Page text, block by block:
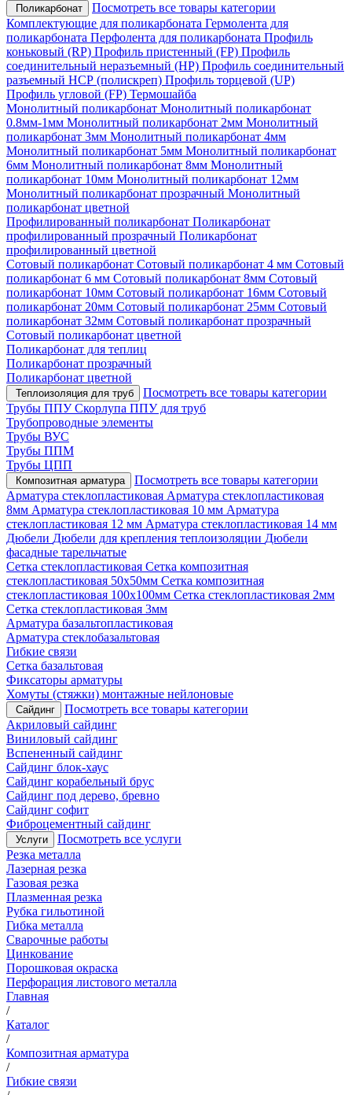
Поликарбонат
Посмотреть все товары категории
Комплектующие для поликарбоната Гермолента для
поликарбоната Перфолента для поликарбоната Профиль
коньковый (RP) Профиль пристенный (FP) Профиль
соединительный неразъемный (НР) Профиль соединительный
разъемный НСР (полискреп) Профиль торцевой (UP)
Профиль угловой (FP) Термошайба
Монолитный поликарбонат Монолитный поликарбонат
0.8мм-1мм Монолитный поликарбонат 2мм Монолитный
поликарбонат 3мм Монолитный поликарбонат 4мм
Монолитный поликарбонат 5мм Монолитный поликарбонат
6мм Монолитный поликарбонат 8мм Монолитный
поликарбонат 10мм Монолитный поликарбонат 12мм
Монолитный поликарбонат прозрачный Монолитный
поликарбонат цветной
Профилированный поликарбонат Поликарбонат
профилированный прозрачный Поликарбонат
профилированный цветной
Сотовый поликарбонат Сотовый поликарбонат 4 мм Сотовый
поликарбонат 6 мм Сотовый поликарбонат 8мм Сотовый
поликарбонат 10мм Сотовый поликарбонат 16мм Сотовый
поликарбонат 20мм Сотовый поликарбонат 25мм Сотовый
поликарбонат 32мм Сотовый поликарбонат прозрачный
Сотовый поликарбонат цветной
Поликарбонат для теплиц
Поликарбонат прозрачный
Поликарбонат цветной
Теплоизоляция для труб
Посмотреть все товары категории
Трубы ППУСкорлупа ППУ для труб
Трубопроводные элементы
Трубы ВУС
Трубы ППМ
Трубы ЦПП
Композитная арматура
Посмотреть все товары категории
Арматура стеклопластиковая Арматура стеклопластиковая
8мм Арматура стеклопластиковая 10 мм Арматура
стеклопластиковая 12 мм Арматура стеклопластиковая 14 мм
Дюбели Дюбели для крепления теплоизоляции Дюбели
фасадные тарельчатые
Сетка стеклопластиковая Сетка композитная
стеклопластиковая 50х50мм Сетка композитная
стеклопластиковая 100х100мм Сетка стеклопластиковая 2мм
Сетка стеклопластиковая 3мм
Арматура базальтопластиковая
Арматура стеклобазальтовая
Гибкие связи
Сетка базальтовая
Фиксаторы арматуры
Хомуты (стяжки) монтажные нейлоновые
Сайдинг
Посмотреть все товары категории
Акриловый сайдинг
Виниловый сайдинг
Вспененный сайдинг
Сайдинг блок-хаус
Сайдинг корабельный брус
Сайдинг под дерево, бревно
Сайдинг софит
Фиброцементный сайдинг
Услуги
Посмотреть все услуги
Резка металла
Лазерная резка
Газовая резка
Плазменная резка
Рубка гильотиной
Гибка металла
Сварочные работы
Цинкование
Порошковая окраска
Перфорация листового металла
Главная
/
Каталог
/
Композитная арматура
/
Гибкие связи